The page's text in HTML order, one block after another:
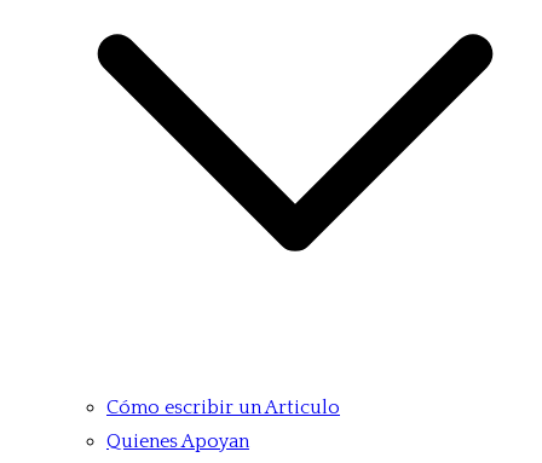
Cómo escribir un Articulo
Quienes Apoyan